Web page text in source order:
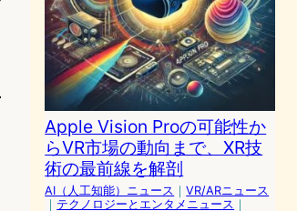
Apple Vision Proの可能性か
らVR市場の動向まで、XR技
術の最前線を解剖
AI（人工知能）ニュース ｜VR/ARニュース
｜ テクノロジーとエンタメニュース ｜